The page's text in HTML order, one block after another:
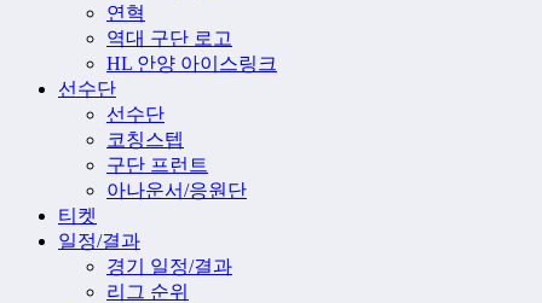
연혁
역대 구단 로고
HL 안양 아이스링크
선수단
선수단
코칭스텝
구단 프런트
아나운서/응원단
티켓
일정/결과
경기 일정/결과
리그 순위